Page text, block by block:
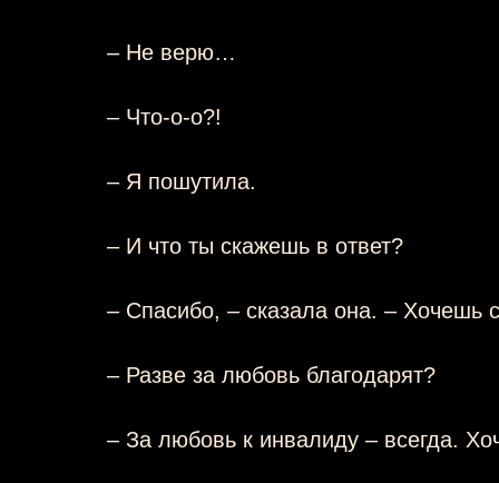
– Не верю…
– Что-о-о?!
– Я пошутила.
– И что ты скажешь в ответ?
– Спасибо, – сказала она. – Хочешь
– Разве за любовь благодарят?
– За любовь к инвалиду – всегда.